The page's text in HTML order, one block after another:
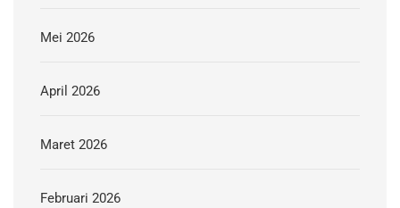
Mei 2026
April 2026
Maret 2026
Februari 2026